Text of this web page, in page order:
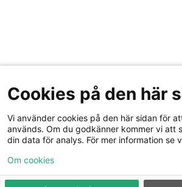
Cookies på den här
Vi använder cookies på den här sidan för
används. Om du godkänner kommer vi att
din data för analys. För mer information se
Om cookies